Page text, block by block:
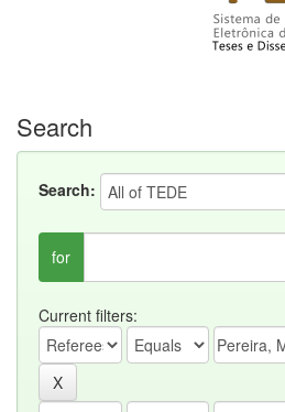
Search
Search:
for
Current filters: